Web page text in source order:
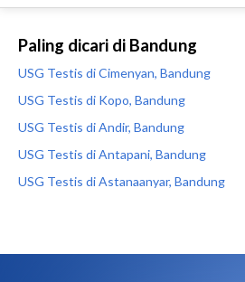
Paling dicari di Bandung
USG Testis di Cimenyan, Bandung
USG Testis di Kopo, Bandung
USG Testis di Andir, Bandung
USG Testis di Antapani, Bandung
USG Testis di Astanaanyar, Bandung